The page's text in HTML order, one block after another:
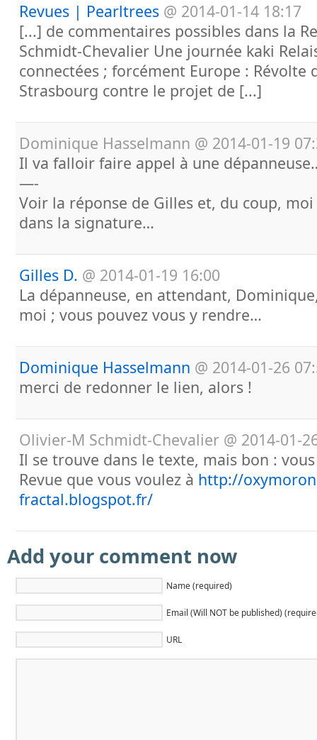
Revues | Pearltrees @ 2014-01-14 18:17
[...] de commentaires possibles dans la
Schmidt-Chevalier Une journée kaki
connectées ; forcément Europe : Révolte
Strasbourg contre le projet de [...]
Dominique Hasselmann @ 2014-01-19
Il va falloir faire appel à une
—-
Voir la réponse de Gilles et, du coup, moi
dans la signature…
Gilles D. @ 2014-01-19 16:00
La dépanneuse, en attendant,
moi ; vous pouvez vous y rendre…
Dominique Hasselmann @ 2014-01-26
merci de redonner le lien, alors !
Olivier-M Schmidt-Chevalier @ 2014-01-
Il se trouve dans le texte, mais bon :
Revue que vous voulez à http://
fractal.blogspot.fr/
Add your comment now
Name (required)
Email (Will NOT be published)
URL